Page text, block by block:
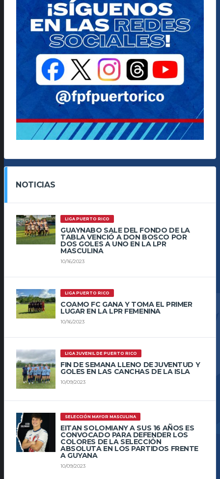
NOTICIAS
LIGA PUERTO RICO
GUAYNABO SALE DEL FONDO DE LA
TABLA VENCIÓ A DON BOSCO POR
DOS GOLES A UNO EN LA LPR
MASCULINA
10/16/2023
LIGA PUERTO RICO
COAMO FC GANA Y TOMA EL PRIMER
LUGAR EN LA LPR FEMENINA
10/16/2023
LIGA JUVENIL DE PUERTO RICO
FIN DE SEMANA LLENO DE JUVENTUD Y
GOLES EN LAS CANCHAS DE LA ISLA
10/09/2023
SELECCIÓN MAYOR MASCULINA
EITAN SOLOMIANY A SUS 16 AÑOS ES
CONVOCADO PARA DEFENDER LOS
COLORES DE LA SELECCIÓN
ABSOLUTA EN LOS PARTIDOS FRENTE
A GUYANA
10/09/2023